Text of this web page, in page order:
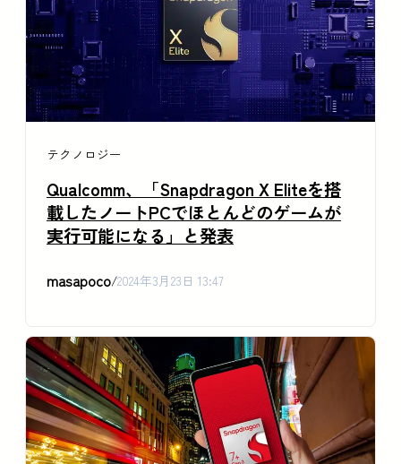
テクノロジー
Qualcomm、「Snapdragon X Eliteを搭
載したノートPCでほとんどのゲームが
実行可能になる」と発表
masapoco/2024年3月23日 13:47